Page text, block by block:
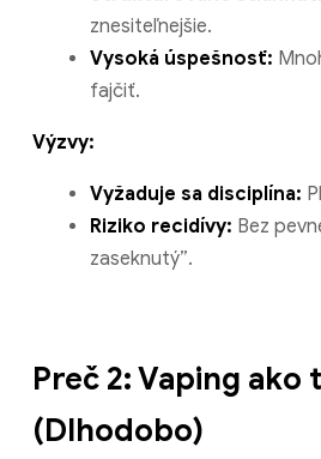
znesiteľnejšie.
Vysoká úspešnosť:
fajčiť.
Výzvy:
Vyžaduje sa disciplína:
Riziko recidívy: Bez
zaseknutý”.
Preč 2: Vaping
(Dlhodobo)